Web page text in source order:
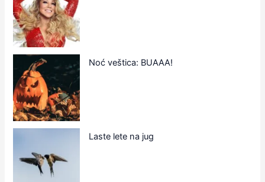
Noć veštica: BUAAA!
Laste lete na jug